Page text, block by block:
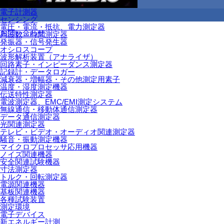
電子計測器
センシング
電圧・電流・抵抗、電力測定器
周波数・時間測定器
発振器・信号発生器
オシロスコープ
波形解析装置（アナライザ）
回路素子・インピーダンス測定器
記録計・データロガー
減衰器・増幅器・その他測定用素子
温度・湿度測定機器
伝送特性測定器
電波測定器、EMC/EMI測定システム
無線通信・移動体通信測定器
データ通信測定器
光関連測定器
テレビ・ビデオ・オーディオ関連測定器
騒音・振動測定機器
マイクロプロセッサ応用機器
ノイズ関連機器
安全関連試験機器
寸法測定器
トルク・回転測定器
電源関連機器
基板関連機器
各種試験装置
測定環境
電子デバイス
新エネルギー計測
お問い合わせ